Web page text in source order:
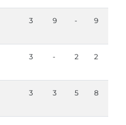
3 9 - 9
3 - 2 2
3 3 5 8